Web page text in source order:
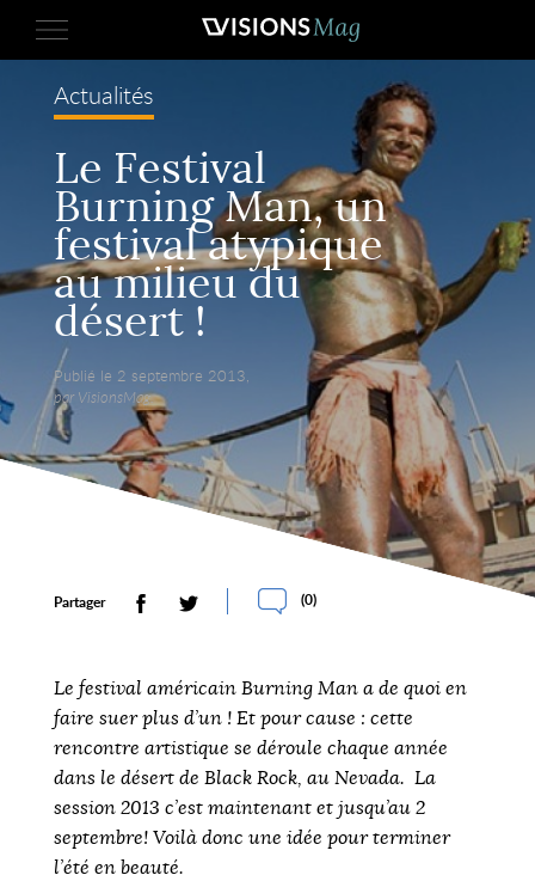
Actualités
Le Festival
Burning Man, un
festival atypique
au milieu du
désert !
Publié le 2 septembre 2013,
par VisionsMag.
Partager (0)
Le festival américain Burning Man a de quoi en
faire suer plus d’un ! Et pour cause : cette
rencontre artistique se déroule chaque année
dans le désert de Black Rock, au Nevada. La
session 2013 c’est maintenant et jusqu’au 2
septembre! Voilà donc une idée pour terminer
l’été en beauté.